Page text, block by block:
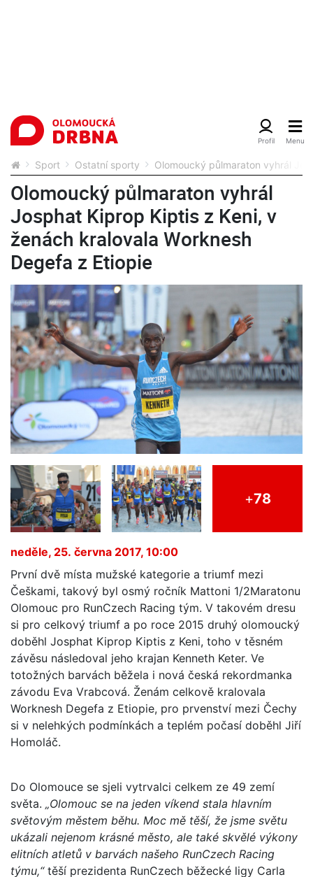
Sport Ostatní sporty Olomoucký půlmaraton vyhrál
Olomoucký půlmaraton vyhrál
Josphat Kiprop Kiptis z Keni, v
ženách kralovala Worknesh
Degefa z Etiopie
+78
neděle, 25. června 2017, 10:00
První dvě místa mužské kategorie a triumf mezi
Češkami, takový byl osmý ročník Mattoni 1/2Maratonu
Olomouc pro RunCzech Racing tým. V takovém dresu
si pro celkový triumf a po roce 2015 druhý olomoucký
doběhl Josphat Kiprop Kiptis z Keni, toho v těsném
závěsu následoval jeho krajan Kenneth Keter. Ve
totožných barvách běžela i nová česká rekordmanka
závodu Eva Vrabcová. Ženám celkově kralovala
Worknesh Degefa z Etiopie, pro prvenství mezi Čechy
si v nelehkých podmínkách a teplém počasí doběhl Jiří
Homoláč.
Do Olomouce se sjeli vytrvalci celkem ze 49 zemí
světa. „Olomouc se na jeden víkend stala hlavním
světovým městem běhu. Moc mě těší, že jsme světu
ukázali nejenom krásné město, ale také skvělé výkony
elitních atletů v barvách našeho RunCzech Racing
týmu,“těší prezidenta RunCzech běžecké ligy Carla